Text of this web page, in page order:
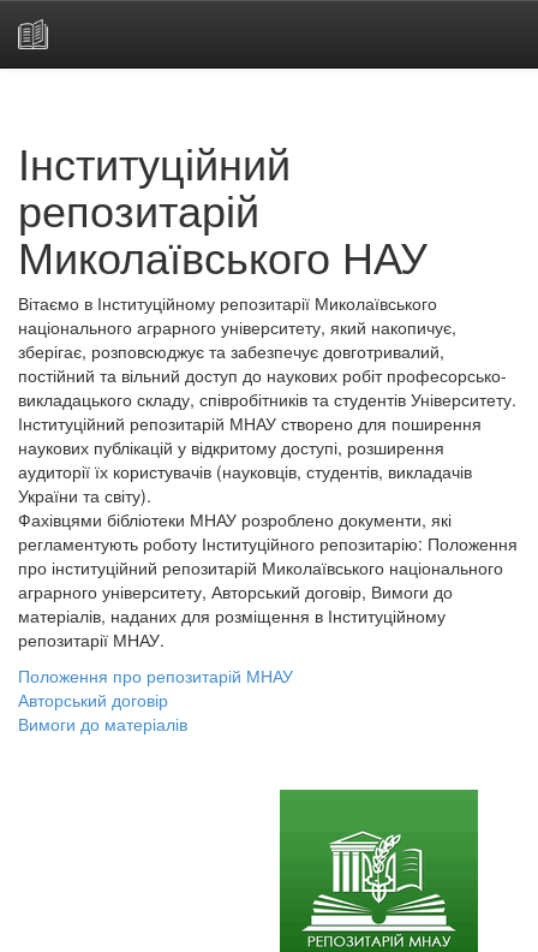
Інституційний
репозитарій
Миколаївського НАУ
Вітаємо в Інституційному репозитарії Миколаївського
національного аграрного університету, який накопичує,
зберігає, розповсюджує та забезпечує довготривалий,
постійний та вільний доступ до наукових робіт професорсько-
викладацького складу, співробітників та студентів Університету.
Інституційний репозитарій МНАУ створено для поширення
наукових публікацій у відкритому доступі, розширення
аудиторії їх користувачів (науковців, студентів, викладачів
України та світу).
Фахівцями бібліотеки МНАУ розроблено документи, які
регламентують роботу Інституційного репозитарію: Положення
про інституційний репозитарій Миколаївського національного
аграрного університету, Авторський договір, Вимоги до
матеріалів, наданих для розміщення в Інституційному
репозитарії МНАУ.
Положення про репозитарій МНАУ
Авторський договір
Вимоги до матеріалів